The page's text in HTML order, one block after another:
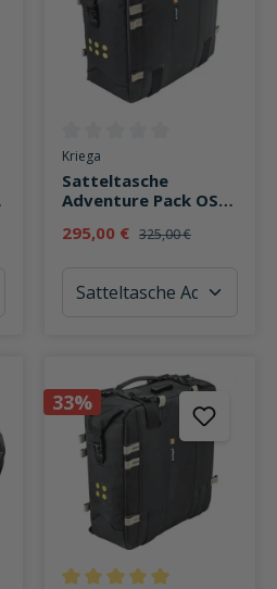
von 0 von 5 Sternen
Durchschnittliche Bewertung
Kriega
Satteltasche
Adventure Pack OS-
Liter
295,00 € 325,00 €
33%